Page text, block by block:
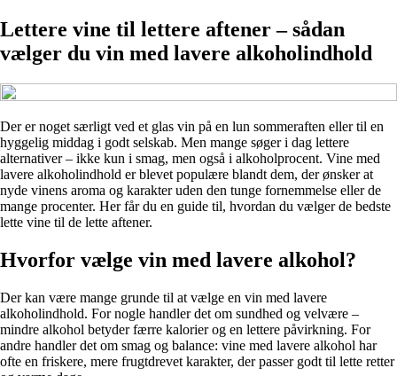
Lettere vine til lettere aftener – sådan
vælger du vin med lavere alkoholindhold
Der er noget særligt ved et glas vin på en lun sommeraften eller til en
hyggelig middag i godt selskab. Men mange søger i dag lettere
alternativer – ikke kun i smag, men også i alkoholprocent. Vine med
lavere alkoholindhold er blevet populære blandt dem, der ønsker at
nyde vinens aroma og karakter uden den tunge fornemmelse eller de
mange procenter. Her får du en guide til, hvordan du vælger de bedste
lette vine til de lette aftener.
Hvorfor vælge vin med lavere alkohol?
Der kan være mange grunde til at vælge en vin med lavere
alkoholindhold. For nogle handler det om sundhed og velvære –
mindre alkohol betyder færre kalorier og en lettere påvirkning. For
andre handler det om smag og balance: vine med lavere alkohol har
ofte en friskere, mere frugtdrevet karakter, der passer godt til lette retter